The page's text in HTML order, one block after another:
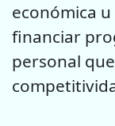
económica u
financiar
personal